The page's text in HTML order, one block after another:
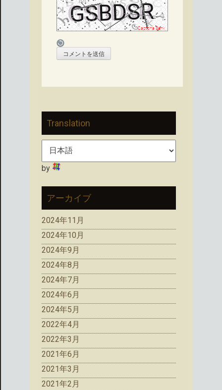
Translation
by
アーカイブ
2024年11月
2024年10月
2024年9月
2024年8月
2024年7月
2024年6月
2024年5月
2022年4月
2022年3月
2021年6月
2021年3月
2021年2月